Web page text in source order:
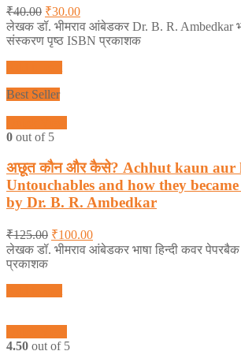
₹40.00 ₹30.00
लेखक डॉ. भीमराव आंबेडकर Dr. B. R. Ambedkar
संस्करण पृष्ठ ISBN प्रकाशक
Best Seller
0 out of 5
अछूत कौन और कैसे? Achhut kaun aur
Untouchables and how they
by Dr. B. R. Ambedkar
₹125.00 ₹100.00
लेखक डॉ. भीमराव आंबेडकर भाषा हिन्दी कवर
प्रकाशक
4.50 out of 5